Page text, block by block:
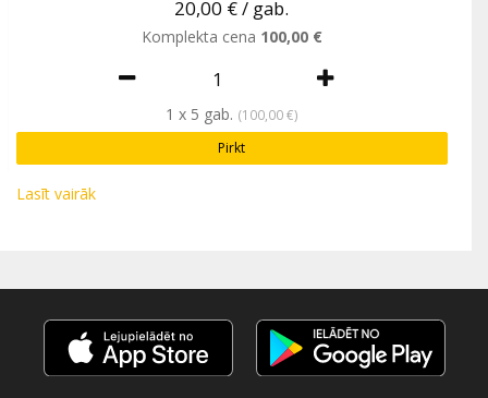
20,00 €/ gab.
Komplekta cena 100,00 €
1 x 5 gab. (100,00 €)
Pirkt
Derīgas līdz 09.06.2027, sākot no pirkuma brīža.
Lasīt vairāk